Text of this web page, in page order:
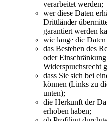
verarbeitet werden;
wer diese Daten
Drittländer
garantiert werden
wie lange die
das Bestehen des
oder
Widerspruchsrecht
dass Sie sich bei
können (Links zu
unten);
die Herkunft der
erhoben haben;